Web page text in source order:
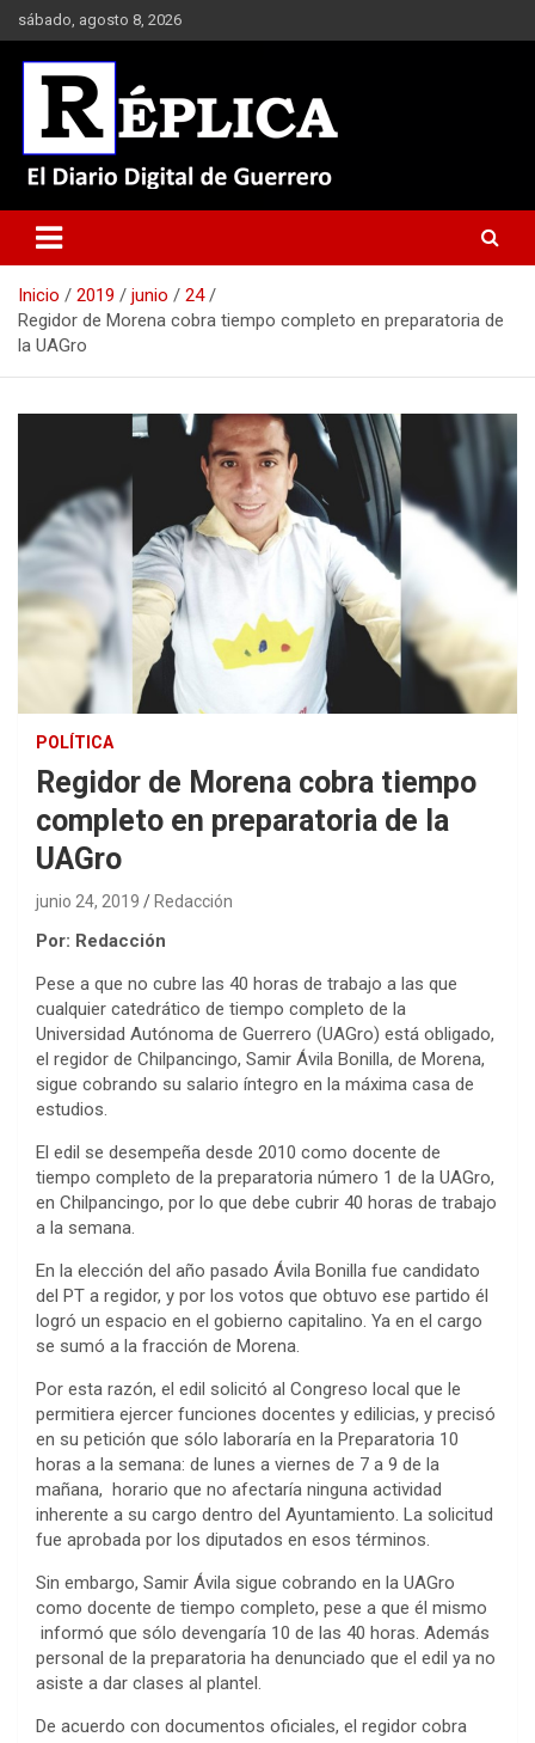
Saltar
al
contenido
sábado, agosto 8, 2026
Réplica
Inicio 2019 junio
24
Regidor de Morena cobra tiempo completo en preparatoria de
la UAGro
POLÍTICA
Regidor de Morena cobra tiempo
completo en preparatoria de la
UAGro
junio 24, 2019 Redacción
Por: Redacción
Pese a que no cubre las 40 horas de trabajo a las que
cualquier catedrático de tiempo completo de la
Universidad Autónoma de Guerrero (UAGro) está obligado,
el regidor de Chilpancingo, Samir Ávila Bonilla, de Morena,
sigue cobrando su salario íntegro en la máxima casa de
estudios.
El edil se desempeña desde 2010 como docente de
tiempo completo de la preparatoria número 1 de la UAGro,
en Chilpancingo, por lo que debe cubrir 40 horas de trabajo
a la semana.
En la elección del año pasado Ávila Bonilla fue candidato
del PT a regidor, y por los votos que obtuvo ese partido él
logró un espacio en el gobierno capitalino. Ya en el cargo
se sumó a la fracción de Morena.
Por esta razón, el edil solicitó al Congreso local que le
permitiera ejercer funciones docentes y edilicias, y precisó
en su petición que sólo laboraría en la Preparatoria 10
horas a la semana: de lunes a viernes de 7 a 9 de la
mañana, horario que no afectaría ninguna actividad
inherente a su cargo dentro del Ayuntamiento. La solicitud
fue aprobada por los diputados en esos términos.
Sin embargo, Samir Ávila sigue cobrando en la UAGro
como docente de tiempo completo, pese a que él mismo
informó que sólo devengaría 10 de las 40 horas. Además
personal de la preparatoria ha denunciado que el edil ya no
asiste a dar clases al plantel.
De acuerdo con documentos oficiales, el regidor cobra